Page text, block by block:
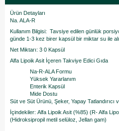
Ürün Detayları
Na. ALA-R
Kullanım Bilgisi: Tavsiye edilen günlük
günde 1-3 kez birer kapsül bir miktar su ile
Net Miktarı: 3 0 Kapsül
Alfa Lipoik Asit İçeren Takviye Edici Gıda
Na-R-ALA Formu
Yüksek Yararlanım
Enterik Kapsül
Mide Dostu
Süt ve Süt Ürünü, Şeker, Yapay Tatlandırıcı
İçindekiler: Alfa Lipoik Asit (%85) (R- Alfa
(Hidroksipropil metil selüloz, Jellan gam)